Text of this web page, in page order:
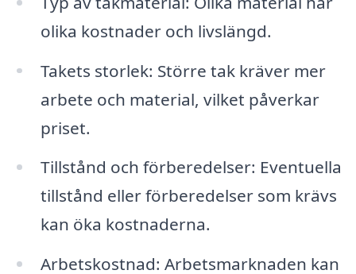
olika kostnader och livslängd.
Takets storlek: Större tak kräver mer
arbete och material, vilket påverkar
priset.
Tillstånd och förberedelser: Eventuella
tillstånd eller förberedelser som krävs
kan öka kostnaderna.
Arbetskostnad: Arbetsmarknaden kan